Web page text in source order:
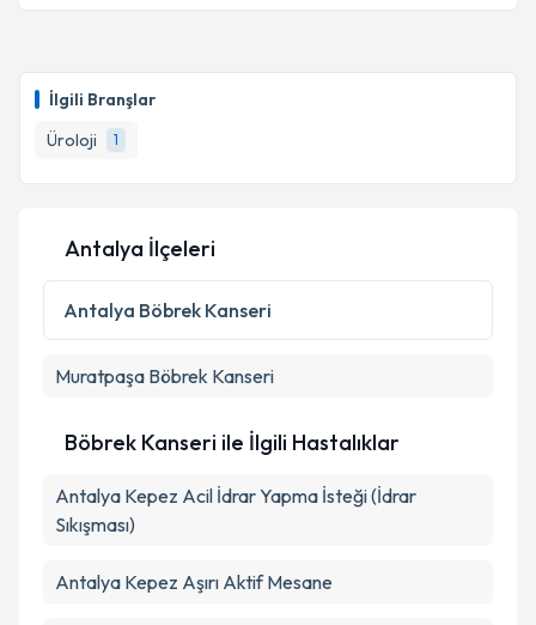
İlgili Branşlar
Üroloji
1
takvim hazırlandığında e-posta ile bilgilendireceğiz.
E-posta Adresiniz
Kişisel verilerimin işlenmesine ilişkinAydınlatma
Metni'ni okudum ve kişisel verilerimin belirtilen
kapsamda işlenmesini kabul ediyorum.
Antalya İlçeleri
Antalya Böbrek Kanseri
Muratpaşa Böbrek Kanseri
Böbrek Kanseri ile İlgili Hastalıklar
Antalya Kepez Acil İdrar Yapma İsteği (İdrar
Sıkışması)
Antalya Kepez Aşırı Aktif Mesane